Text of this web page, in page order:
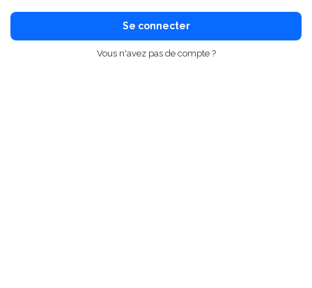
Se connecter
Vous n'avez pas de compte ?